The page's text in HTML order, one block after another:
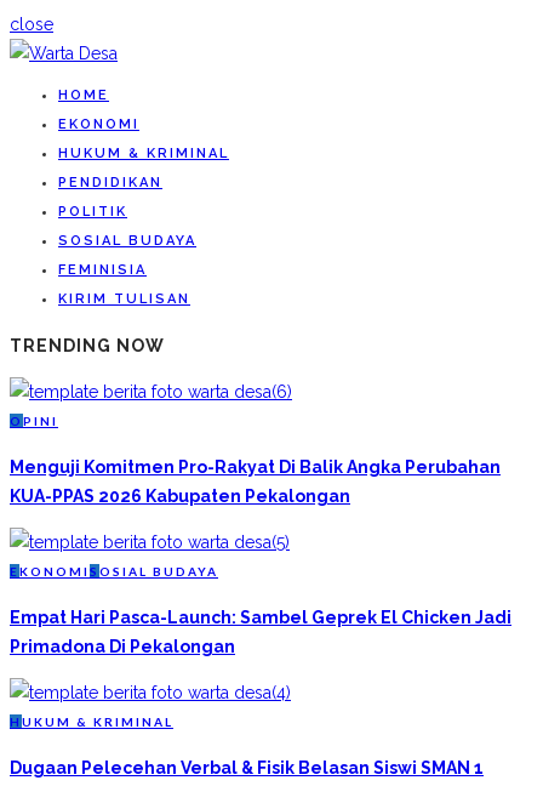
close
HOME
EKONOMI
HUKUM & KRIMINAL
PENDIDIKAN
POLITIK
SOSIAL BUDAYA
FEMINISIA
KIRIM TULISAN
TRENDING NOW
O PINI
Menguji Komitmen Pro-Rakyat Di Balik Angka Perubahan
KUA-PPAS 2026 Kabupaten Pekalongan
EKONOMI S OSIAL BUDAYA
Empat Hari Pasca-Launch: Sambel Geprek El Chicken Jadi
Primadona Di Pekalongan
H UKUM & KRIMINAL
Dugaan Pelecehan Verbal & Fisik Belasan Siswi SMAN 1